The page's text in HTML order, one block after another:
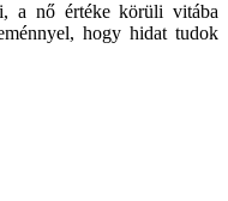
a nő értéke körüli vitába
hogy hidat tudok